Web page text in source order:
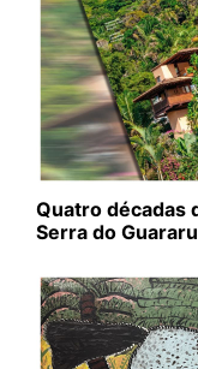
Quatro décadas
Serra do Guararu